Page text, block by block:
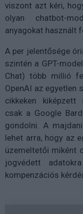
viszont azt kéri,
olyan chatbot-
anyagokat használt
A per jelentősége
szintén a GPT-
Chat) több millió
OpenAI az egyetlen
cikkeken kiképzett
csak a Google
gondolni. A
lehet arra, hogy az
üzemeltetői miként
jogvédett
kompenzációs